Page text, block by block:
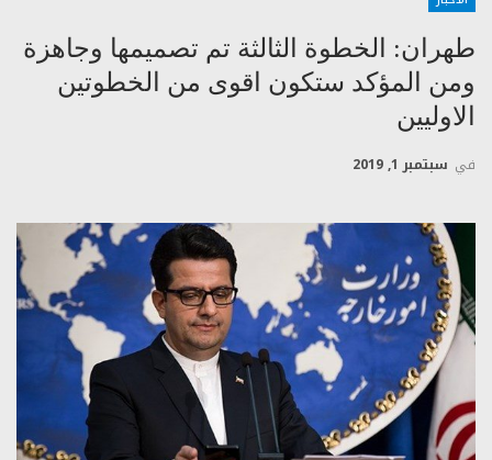
طهران: الخطوة الثالثة تم تصميمها وجاهزة
ومن المؤكد ستكون اقوى من الخطوتين
الاوليين
في سبتمبر 1, 2019